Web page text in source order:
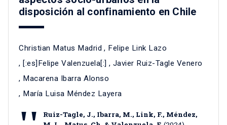
disposición al confinamiento en Chile
Christian Matus Madrid , Felipe Link Lazo
, [:es]Felipe Valenzuela[:] , Javier Ruiz-Tagle Venero
, Macarena Ibarra Alonso
, María Luisa Méndez Layera
Ruiz-Tagle, J., Ibarra, M., Link, F., Méndez,